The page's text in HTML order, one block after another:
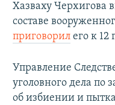
Хазваху Черхигова
составе
приговорил его к
Управление
уголовного дела по
об избиении и